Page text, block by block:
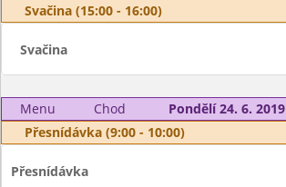
Svačina (15:00 - 16:00)
Svačina
Menu Chod
Pondělí 24. 6. 2019
Přesnídávka (9:00 - 10:00)
Přesnídávka